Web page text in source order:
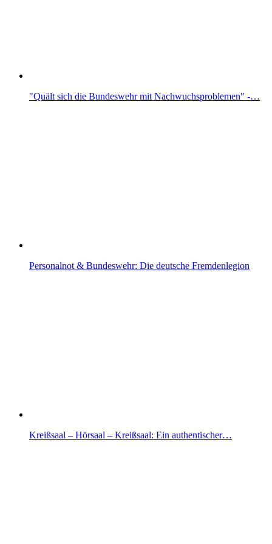
"Quält sich die Bundeswehr mit Nachwuchsproblemen" -…
Personalnot & Bundeswehr: Die deutsche Fremdenlegion
Kreißsaal – Hörsaal – Kreißsaal: Ein authentischer…